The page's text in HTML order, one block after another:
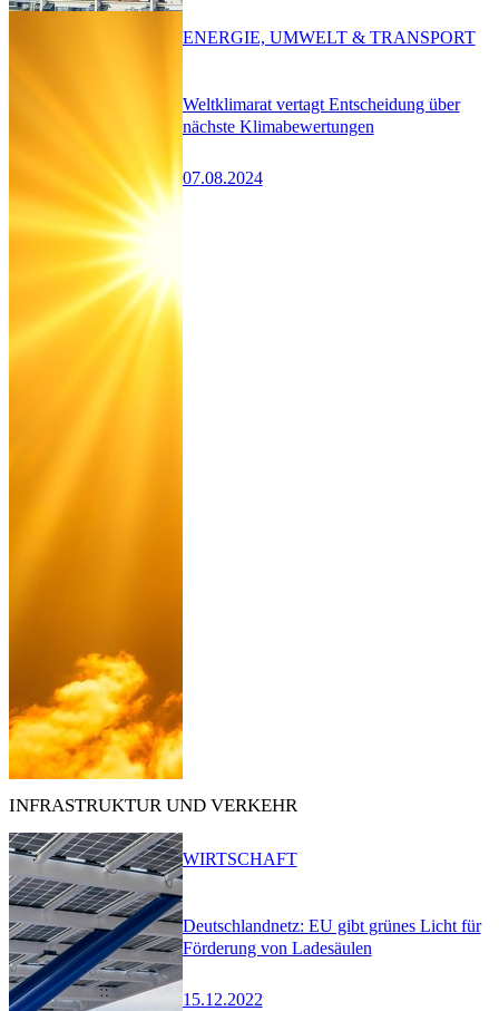
Weltklimarat vertagt Entscheidung über
nächste Klimabewertungen
07.08.2024
ENERGIE, UMWELT & TRANSPORT
INFRASTRUKTUR UND VERKEHR
Deutschlandnetz: EU gibt grünes Licht für
Förderung von Ladesäulen
15.12.2022
WIRTSCHAFT